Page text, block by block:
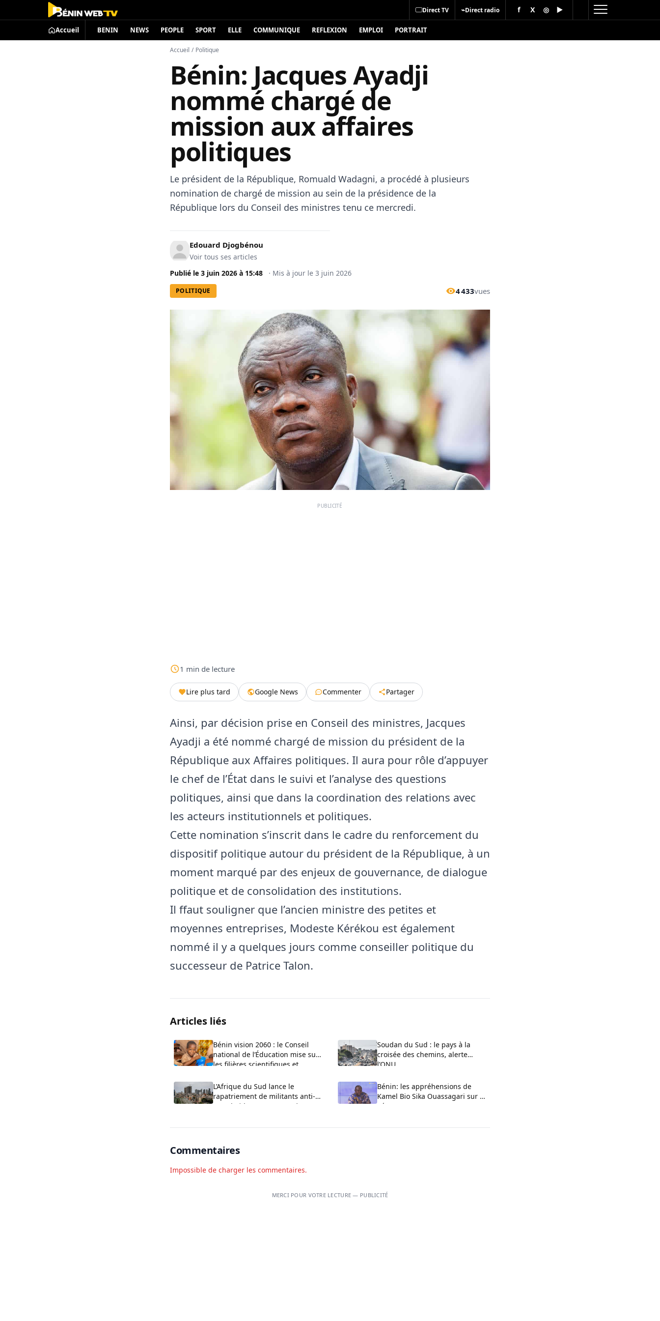
Direct TV ⌁Direct radio f X ◎ ▶
Accueil BENIN NEWS PEOPLE SPORT ELLE COMMUNIQUE REFLEXION EMPLOI PORTRAIT
Accueil / Politique
Bénin: Jacques Ayadji
nommé chargé de
mission aux affaires
politiques
Le président de la République, Romuald Wadagni, a procédé à plusieurs
nomination de chargé de mission au sein de la présidence de la
République lors du Conseil des ministres tenu ce mercredi.
Edouard Djogbénou
Voir tous ses articles
Publié le 3 juin 2026 à 15:48 · Mis à jour le 3 juin 2026
POLITIQUE 4 433vues
PUBLICITÉ
1 min de lecture
Lire plus tard Google News Commenter Partager
Ainsi, par décision prise en Conseil des ministres, Jacques
Ayadji a été nommé chargé de mission du président de la
République aux Affaires politiques. Il aura pour rôle d’appuyer
le chef de l’État dans le suivi et l’analyse des questions
politiques, ainsi que dans la coordination des relations avec
les acteurs institutionnels et politiques.
Cette nomination s’inscrit dans le cadre du renforcement du
dispositif politique autour du président de la République, à un
moment marqué par des enjeux de gouvernance, de dialogue
politique et de consolidation des institutions.
Il ffaut souligner que l’ancien ministre des petites et
moyennes entreprises, Modeste Kérékou est également
nommé il y a quelques jours comme conseiller politique du
successeur de Patrice Talon.
Articles liés
Bénin vision 2060 : le Conseil
national de l’Éducation mise sur
les filières scientifiques et
Soudan du Sud : le pays à la
croisée des chemins, alerte
l’ONU
L’Afrique du Sud lance le
rapatriement de militants anti-
apartheid morts en Angola
Bénin: les appréhensions de
Kamel Bio Sika Ouassagari sur le
Sénat
Commentaires
Impossible de charger les commentaires.
MERCI POUR VOTRE LECTURE — PUBLICITÉ